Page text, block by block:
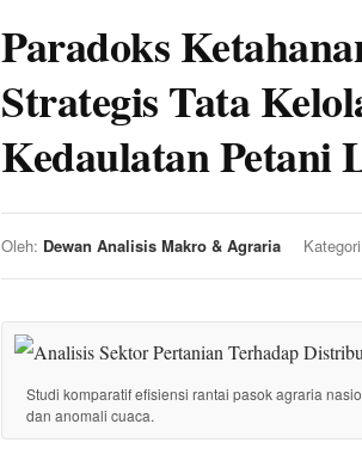
Paradoks
Strategis Tata
Kedaulatan Petani
Oleh: Dewan Analisis Makro & Agraria
Studi komparatif efisiensi rantai pasok agraria
dan anomali cuaca.